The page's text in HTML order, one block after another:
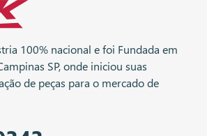
100% nacional e foi Fundada em
SP, onde iniciou suas
de peças para o mercado de